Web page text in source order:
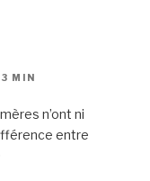
MIN
n’ont ni
entre